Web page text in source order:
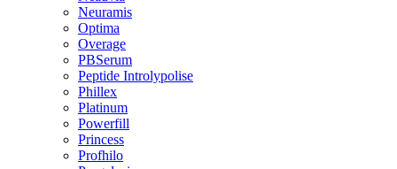
Neuramis
Optima
Overage
PBSerum
Peptide Introlypolise
Phillex
Platinum
Powerfill
Princess
Profhilo